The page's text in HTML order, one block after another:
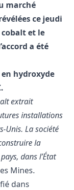
marché
ce jeudi
cobalt et le
a été
hydroxyde
extrait
installations
Unis. La société
la
dans l’État
Mines.
dans